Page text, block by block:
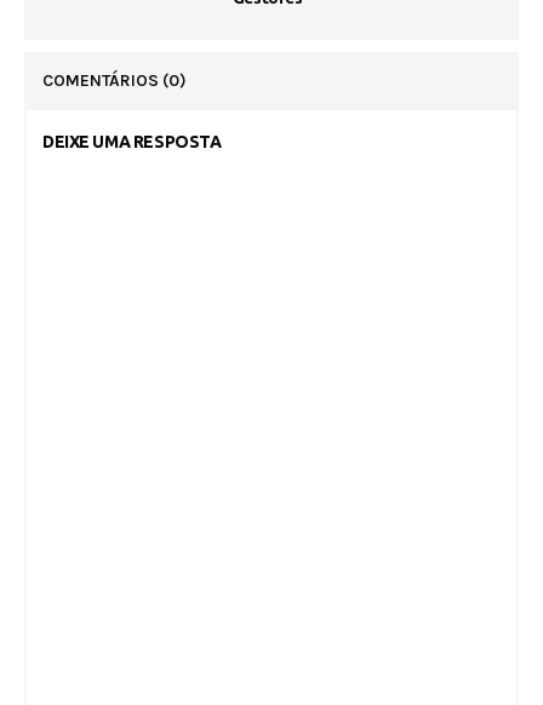
COMENTÁRIOS (0)
DEIXE UMA RESPOSTA